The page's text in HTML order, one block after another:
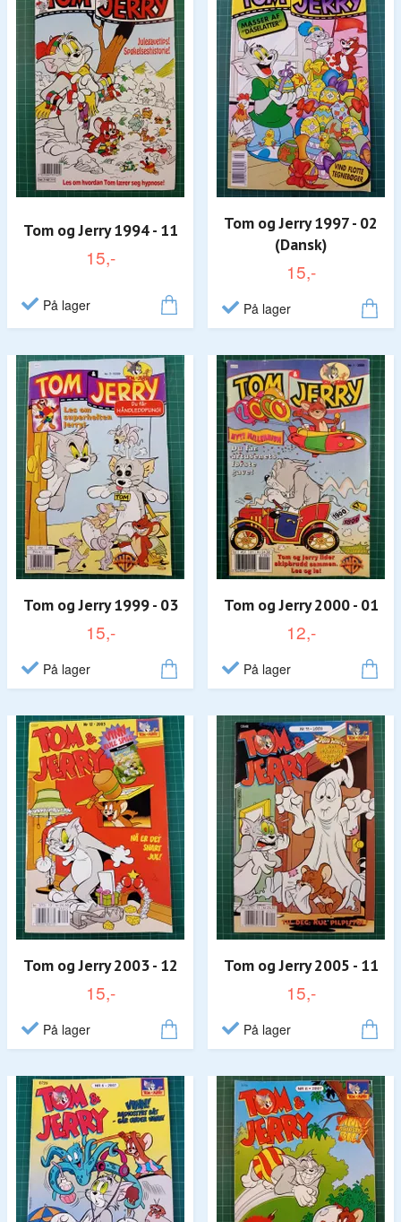
Tom og Jerry 1994 - 11
15,-
På lager
Tom og Jerry 1997 - 02
(Dansk)
15,-
På lager
Tom og Jerry 1999 - 03
15,-
På lager
Tom og Jerry 2000 - 01
12,-
På lager
Tom og Jerry 2003 - 12
15,-
På lager
Tom og Jerry 2005 - 11
15,-
På lager